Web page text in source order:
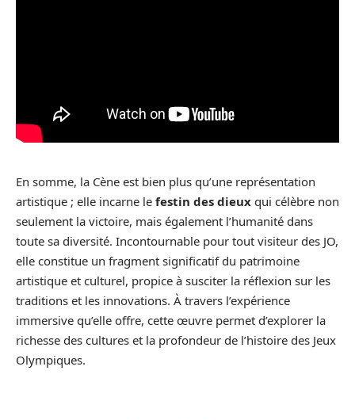
En somme, la Cène est bien plus qu’une représentation
artistique ; elle incarne le festin des dieux qui célèbre non
seulement la victoire, mais également l’humanité dans
toute sa diversité. Incontournable pour tout visiteur des JO,
elle constitue un fragment significatif du patrimoine
artistique et culturel, propice à susciter la réflexion sur les
traditions et les innovations. À travers l’expérience
immersive qu’elle offre, cette œuvre permet d’explorer la
richesse des cultures et la profondeur de l’histoire des Jeux
Olympiques.